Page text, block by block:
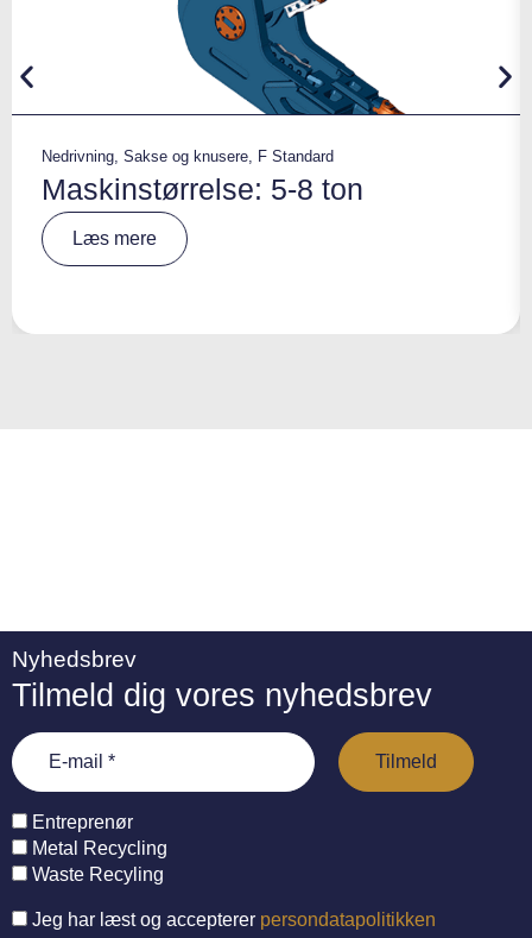
Nedrivning, Sakse og knusere, F Standard
Maskinstørrelse: 5-8 ton
Læs mere
Nyhedsbrev
Tilmeld dig vores nyhedsbrev
Entreprenør
Metal Recycling
Waste Recyling
Jeg har læst og accepterer persondatapolitikken